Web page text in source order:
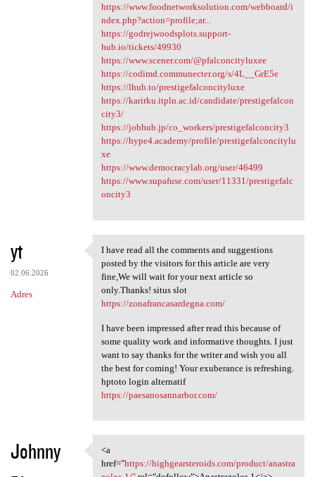
https://www.foodnetworksolution.com/webboard/i
ndex.php?action=profile;ar...
https://godrejwoodsplots.support-
hub.io/tickets/49930
https://www.scener.com/@pfalconcityluxee
https://codimd.communecter.org/s/4L__GrE5e
https://lhub.to/prestigefalconcityluxe
https://karirku.itpln.ac.id/candidate/prestigefalcon
city3/
https://jobhub.jp/co_workers/prestigefalconcity3
https://hype4.academy/profile/prestigefalconcitylu
xe
https://www.democracylab.org/user/46499
https://www.supafuse.com/user/11331/prestigefalc
oncity3
yt
02.06.2026
Adres
I have read all the comments
I have read all the comments and suggestions
posted by the visitors for this article are very
fine,We will wait for your next article so
only.Thanks! situs slot
https://zonafrancasardegna.com/
I have been impressed after read this because of
some quality work and informative thoughts. I just
want to say thanks for the writer and wish you all
the best for coming! Your exuberance is refreshing.
hptoto login alternatif
https://paesanosannarbor.com/
Johnny
<a href="https:/
<a
href="https://highgearsteroids.com/product/anastra